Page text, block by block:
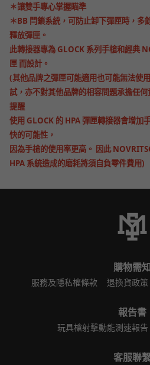
＊讓雙手專心掌握瞄準
＊BB 閂鎖系統，可防止卸下彈匣時，多
釋放彈匣。
此轉接器專為 GLOCK 系列手槍和經典
匣而設計。
(其他品牌之彈匣可能適用也可能無法使用
試，亦不對其他品牌的相容問題承擔任何
提醒
使用 GLOCK 的 HPA 彈匣轉接器會增加
快的可能性，
因為手槍的使用率更高。 因此
HPA 系統造成的磨耗將須自負零件費用)
購物需知
服務及隱私權條款 退換貨政策
報告書
玩具槍射擊動能測速報告
客服聯